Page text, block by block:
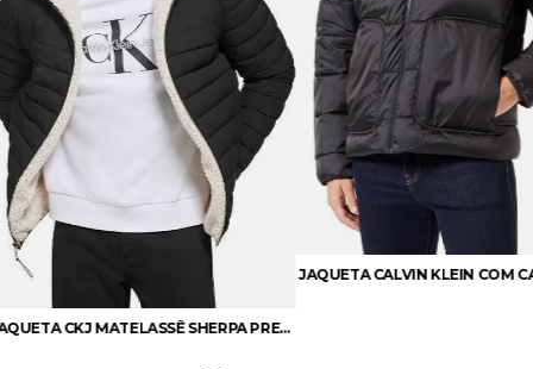
JAQUETA LEVI'S CLASSIC - PUFFER